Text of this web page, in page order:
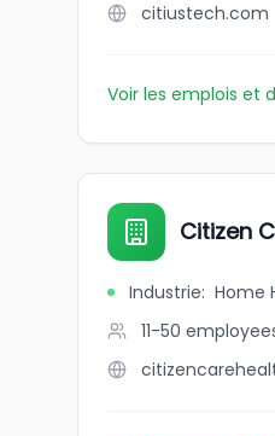
citiustech.com
Voir les emplois et
Citizen
Industrie: Home
11-50